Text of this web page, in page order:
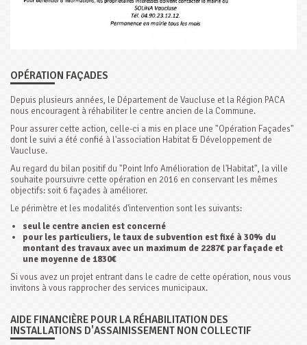
OPÉRATION FAÇADES
Depuis plusieurs années, le Département de Vaucluse et la Région PACA
nous encouragent à réhabiliter le centre ancien de la Commune.
Pour assurer cette action, celle-ci a mis en place une "Opération Façades"
dont le suivi a été confié à l'association Habitat & Développement de
Vaucluse.
Au regard du bilan positif du "Point Info Amélioration de l'Habitat", la ville
souhaite poursuivre cette opération en 2016 en conservant les mêmes
objectifs: soit 6 façades à améliorer.
Le périmètre et les modalités d'intervention sont les suivants:
seul le centre ancien est concerné
pour les particuliers, le taux de subvention est fixé à 30% du
montant des travaux avec un maximum de 2287€ par façade et
une moyenne de 1830€
Si vous avez un projet entrant dans le cadre de cette opération, nous vous
invitons à vous rapprocher des services municipaux.
AIDE FINANCIÈRE POUR LA RÉHABILITATION DES
INSTALLATIONS D'ASSAINISSEMENT NON COLLECTIF